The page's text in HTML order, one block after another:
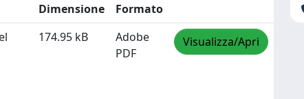
Dimensione
Formato
174.95 kB
Adobe
PDF
Visualizza/Apri